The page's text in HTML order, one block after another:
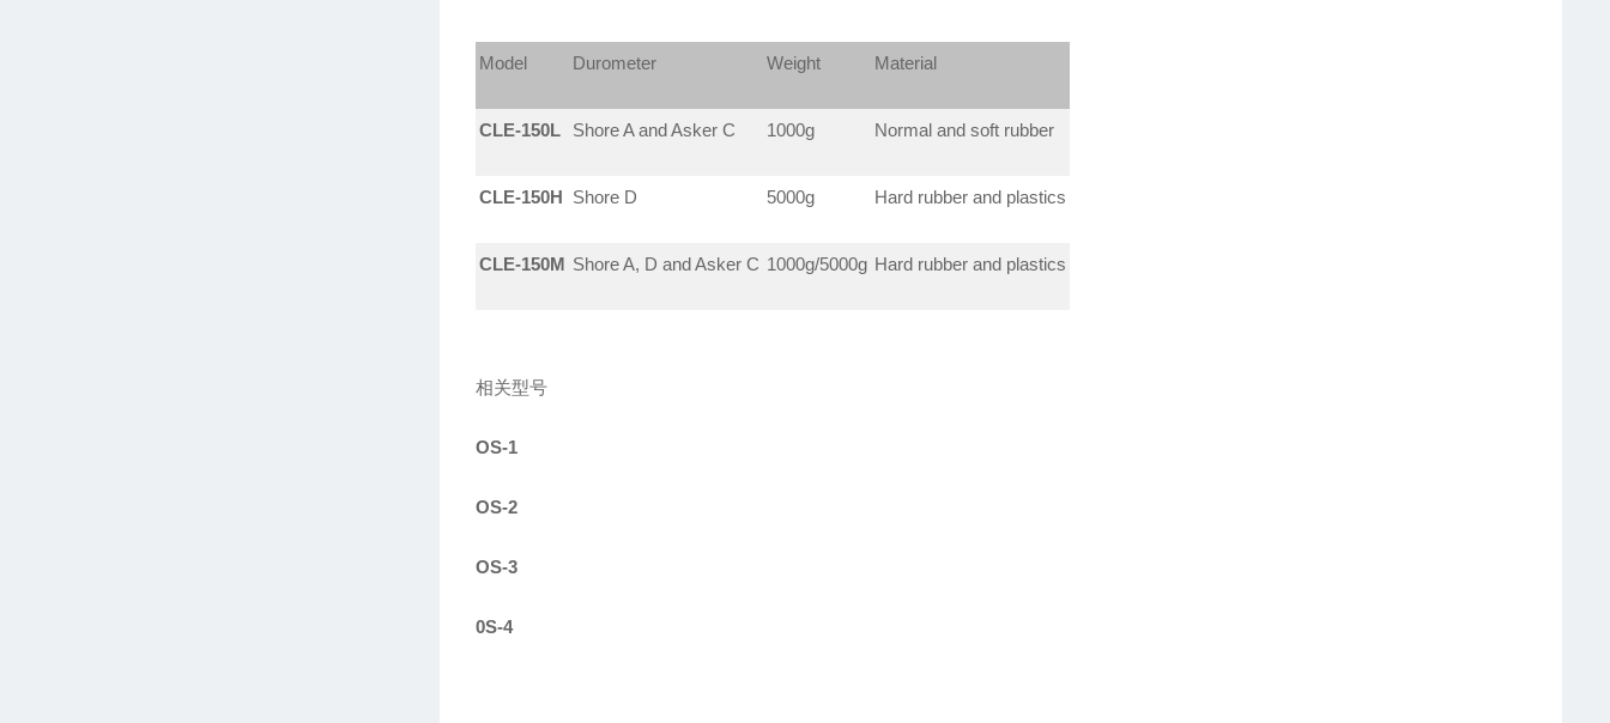
Model Durometer Weight Material
CLE-150L Shore A and Asker C 1000g Normal and soft rubber
CLE-150H Shore D 5000g Hard rubber and plastics
CLE-150M Shore A, D and Asker C 1000g/5000g Hard rubber and plastics
相关型号
OS-1
OS-2
OS-3
0S-4